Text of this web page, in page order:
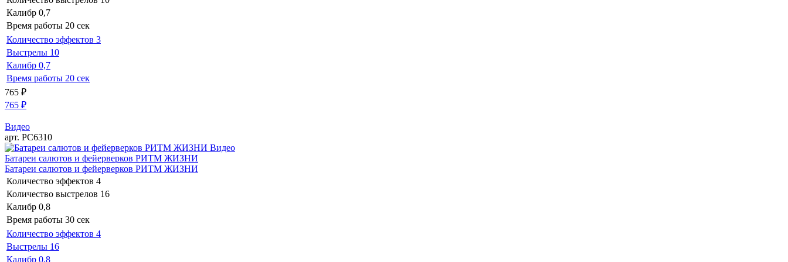
Калибр 0,7
Время работы 20 сек
Количество эффектов 3
Выстрелы 10
Калибр 0,7
Время работы 20 сек
765 ₽
765 ₽
Видео
арт. РС6310
Видео
Батареи салютов и фейерверков РИТМ ЖИЗНИ
Батареи салютов и фейерверков РИТМ ЖИЗНИ
Количество эффектов 4
Количество выстрелов 16
Калибр 0,8
Время работы 30 сек
Количество эффектов 4
Выстрелы 16
Калибр 0,8